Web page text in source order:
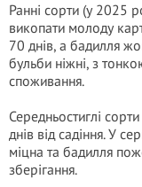
Ранні сорти (у 2025
викопати молоду
70 днів, а бадилля
бульби ніжні, з
споживання.
Середньостиглі
днів від садіння. У
міцна та бадилля
зберігання.